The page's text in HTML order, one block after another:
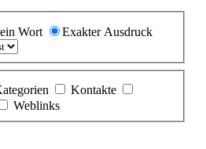
Wort
Exakter Ausdruck
Kontakte
Weblinks